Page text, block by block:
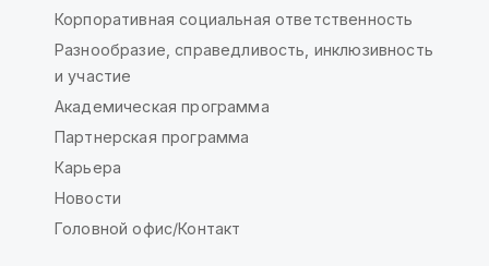
Корпоративная социальная ответственность
Разнообразие, справедливость, инклюзивность
и участие
Академическая программа
Партнерская программа
Карьера
Новости
Головной офис/Контакт